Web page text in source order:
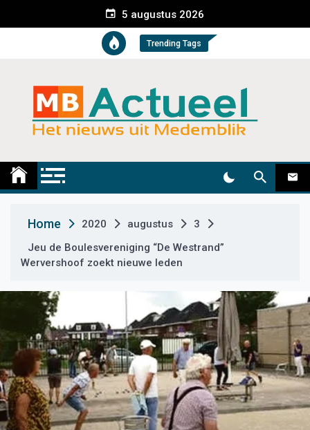
e
t
5 augustus 2026
Trending Tags
Medemblik Actueel
Home 2020 augustus
3
Jeu de Boulesvereniging “De Westrand”
Wervershoof zoekt nieuwe leden